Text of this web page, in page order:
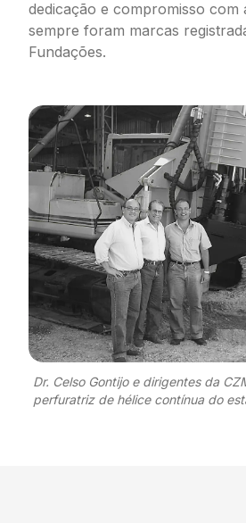
dedicação e compromisso com
sempre foram marcas
Fundações.
Dr. Celso Gontijo e dirigentes da
perfuratriz de hélice contínua do